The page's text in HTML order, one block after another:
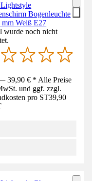
Bogenleuchte
Weiß E27
wurde noch nicht
39,90 € * Alle Preise
und ggf. zzgl.
pro ST39,90